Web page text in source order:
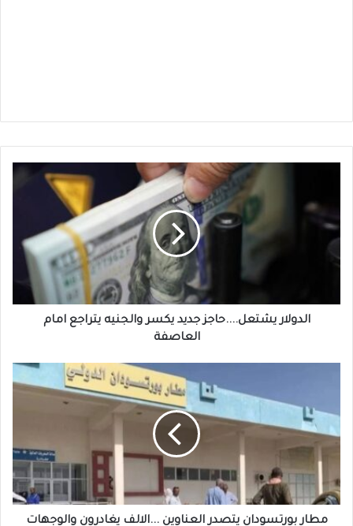
يكسر
والجنيه
امام
الدولار يشتعل....حاجز جديد يكسر والجنيه يتراجع امام
العاصفة
العناوين
...الالف
والوجهات
تنفتح
مطار بورتسودان يتصدر العناوين ...الالف يغادرون والوجهات